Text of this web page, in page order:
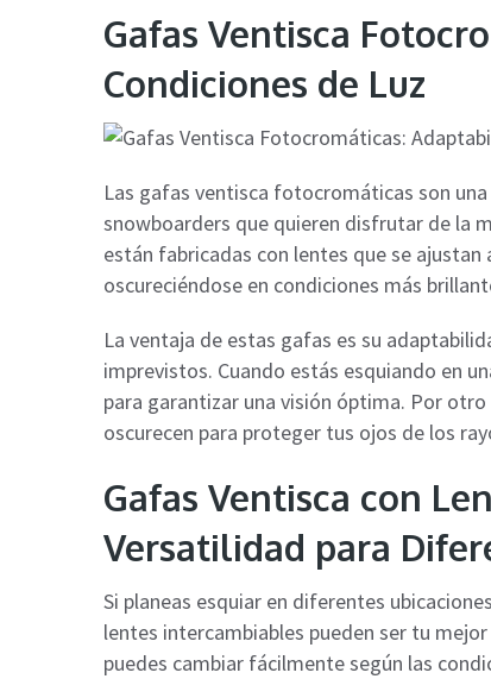
Gafas Ventisca
Condiciones de Luz
Las gafas ventisca fotocromáticas son
snowboarders que quieren disfrutar de la
están fabricadas con lentes que se
oscureciéndose en condiciones más
La ventaja de estas gafas es su
imprevistos. Cuando estás esquiando en
para garantizar una visión óptima. Por
oscurecen para proteger tus ojos de los
Gafas Ventisca con
Versatilidad para
Si planeas esquiar en diferentes
lentes intercambiables pueden ser tu
puedes cambiar fácilmente según las